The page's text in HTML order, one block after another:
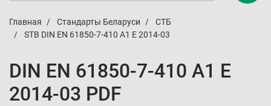
Главная Стандарты Беларуси
СТБ
STB DIN EN 61850-7-410 A1 E 2014-03
DIN EN 61850-7-410 A1 E
2014-03 PDF